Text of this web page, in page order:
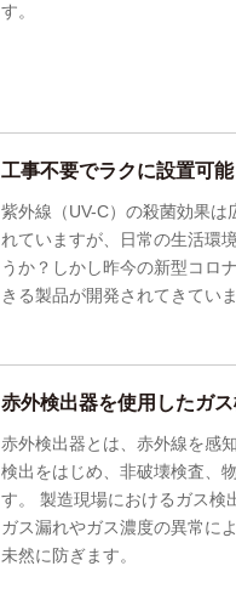
す。
工事不要でラクに設置可
紫外線（UV-C）の殺菌効果
れていますが、日常の生活環
うか？しかし昨今の新型コロ
きる製品が開発されてきていま
赤外検出器を使用したガ
赤外検出器とは、赤外線を感
検出をはじめ、非破壊検査、
す。 製造現場におけるガス検
ガス漏れやガス濃度の異常に
未然に防ぎます。